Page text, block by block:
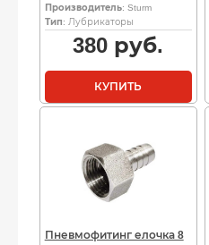
Производитель: Sturm
Тип: Лубрикаторы
380 руб.
КУПИТЬ
Пневмофитинг елочка 8